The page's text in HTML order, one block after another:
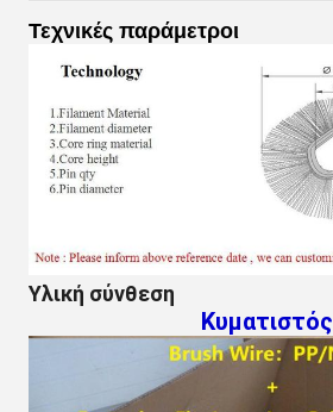
Τεχνικές παράμετροι
Υλική σύνθεση
Κυματιστός